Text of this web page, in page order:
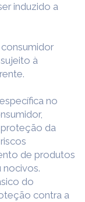
induzido a
à
no
da
de produtos
nocivos.
do
contra a